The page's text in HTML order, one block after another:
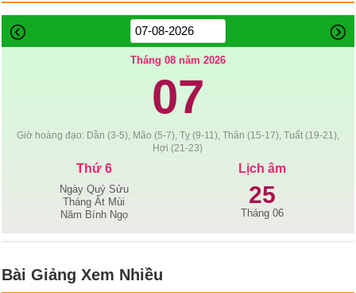
Tháng 08 năm 2026
07
Giờ hoàng đạo: Dần (3-5), Mão (5-7), Tỵ (9-11), Thân (15-17), Tuất (19-21),
Hợi (21-23)
Thứ 6
Ngày Quý Sửu
Tháng Ất Mùi
Năm Bính Ngọ
Lịch âm
25
Tháng 06
Bài Giảng Xem Nhiều